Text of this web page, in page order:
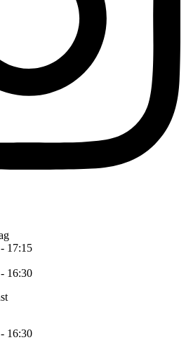
17:15
16:30
16:30